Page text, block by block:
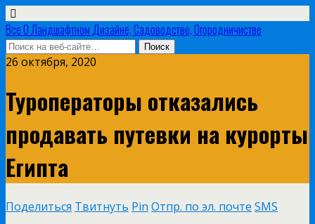
Все О Ландшафтном Дизайне, Садоводстве, Огородничистве
26 октября, 2020
Туроператоры отказались
продавать путевки на курорты
Египта
Поделиться Твитнуть Pin Отпр. по эл. почте SMS